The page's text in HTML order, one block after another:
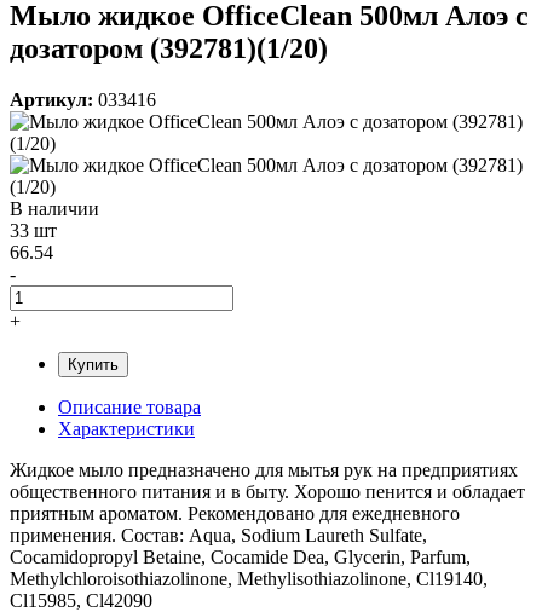
Мыло жидкое OfficeClean 500мл Алоэ с
дозатором (392781)(1/20)
Артикул: 033416
В наличии
33 шт
66.54
-
+
Купить
Описание товара
Характеристики
Жидкое мыло предназначено для мытья рук на предприятиях
общественного питания и в быту. Хорошо пенится и обладает
приятным ароматом. Рекомендовано для ежедневного
применения. Состав: Aqua, Sodium Laureth Sulfate,
Cocamidopropyl Betaine, Cocamide Dea, Glycerin, Parfum,
Methylchloroisothiazolinone, Methylisothiazolinone, Cl19140,
Cl15985, Cl42090